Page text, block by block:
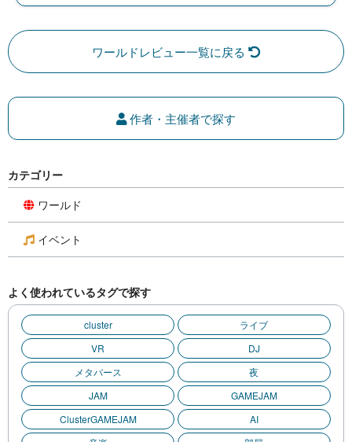
ワールドレビュー一覧に戻る
作者・主催者で探す
カテゴリー
ワールド
イベント
よく使われているタグで探す
cluster
ライブ
VR
DJ
メタバース
夜
JAM
GAMEJAM
ClusterGAMEJAM
AI